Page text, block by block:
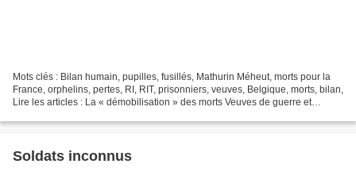
Mots clés : Bilan humain, pupilles, fusillés, Mathurin Méheut, morts pour la
France, orphelins, pertes, RI, RIT, prisonniers, veuves, Belgique, morts, bilan,
Lire les articles : La « démobilisation » des morts Veuves de guerre et
Soldats inconnus